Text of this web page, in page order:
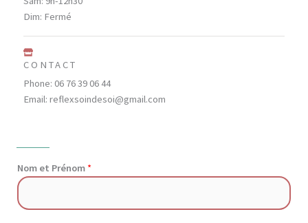
Dim: Fermé
CONTACT
Phone: 06 76 39 06 44
Email: reflexsoindesoi@gmail.com
Nom et Prénom *